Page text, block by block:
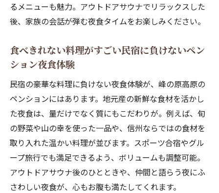
登山やバイク旅の立ち寄りに最適なペンシ
ョン夜食
ション夜食
夏でも涼しい高地のペンションで夜食を堪
能
家族で楽しめるペンション夜食のおすすめ
ポイント
高原の星空とともに楽しむペンション夜食
家族や友人と過ごす高地ペンションの夜の魅力
高地ペンションで家族と囲む夜食のひとと
き
るメニューも魅力。アウトドアサウナでリラックスした
後、家族の会話が弾む夜食タイムをお楽しみください。
食べきれない料理がすごい民宿に負けないペン
ション夜食体験
民宿の豪華な料理に負けない夜食体験が、峰の原高原の
ペンションにはあります。地元産の新鮮な食材を活かし
た夜食は、量だけでなく質にもこだわりが。例えば、旬
の野菜や山の幸を使った一品や、信州ならではの食材を
取り入れた温かい料理が並びます。スポーツ合宿やグル
ープ旅行でも満足できるよう、ボリュームも調整可能。
アウトドアサウナ後のひとときや、仲間と語らう夜にふ
さわしい夜食が、心もお腹も満たしてくれます。